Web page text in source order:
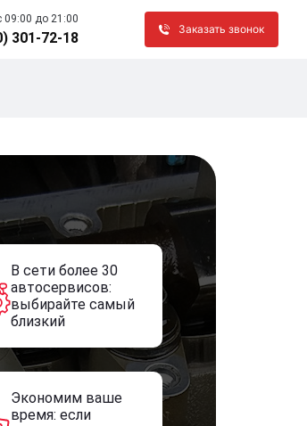
09:00 до 21:00
301-72-18
Заказать звонок
В сети более 30
автосервисов:
выбирайте самый
близкий
Экономим ваше
время: если